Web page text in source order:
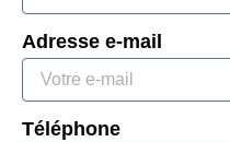
Adresse e-mail
Téléphone